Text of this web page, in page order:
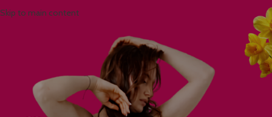
Skip to main content